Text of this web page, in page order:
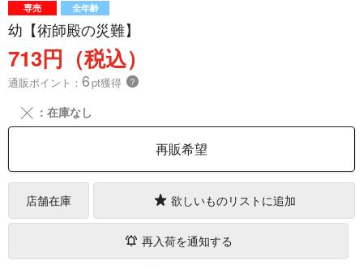
専売 全年齢
幼【術師殿の災難】
713円（税込）
通販ポイント： 6pt獲得 ？
╳ ：在庫なし
再販希望
店舗在庫 欲しいものリストに追加
再入荷を通知する